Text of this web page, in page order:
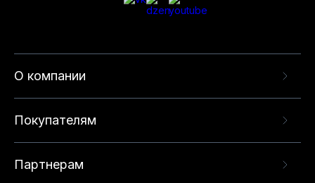
О компании
Покупателям
Партнерам